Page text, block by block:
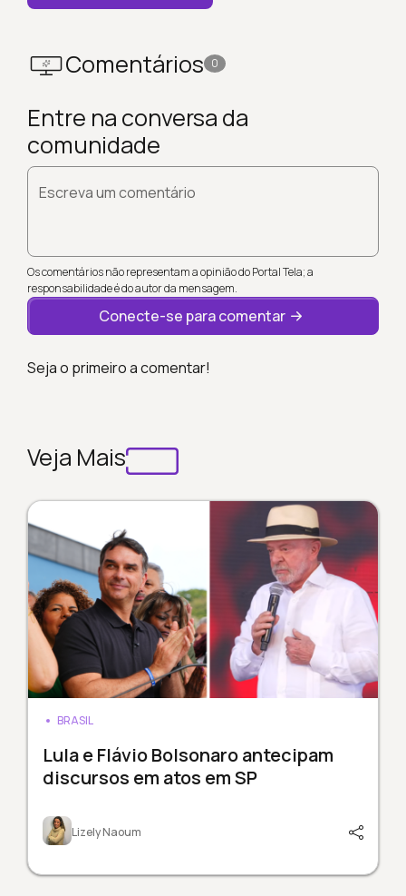
Comentários 0
Entre na conversa da
comunidade
Escreva um comentário
Os comentários não representam a opinião do Portal Tela; a
responsabilidade é do autor da mensagem.
Conecte-se para comentar
Seja o primeiro a comentar!
Veja Mais
BRASIL
Lula e Flávio Bolsonaro antecipam
discursos em atos em SP
Lizely Naoum